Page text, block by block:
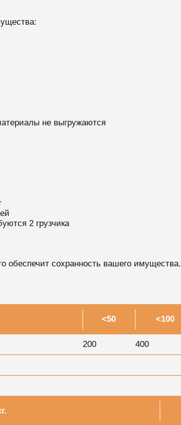
не выгружаются
2 грузчика
обеспечит сохранность вашего имущества.
<50 <100
200 400